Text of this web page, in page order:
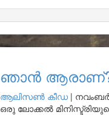
ഞാൻ
ആലിസണ്‍ കീഡ | നവംബർ
ഒരു ലോക്കൽ